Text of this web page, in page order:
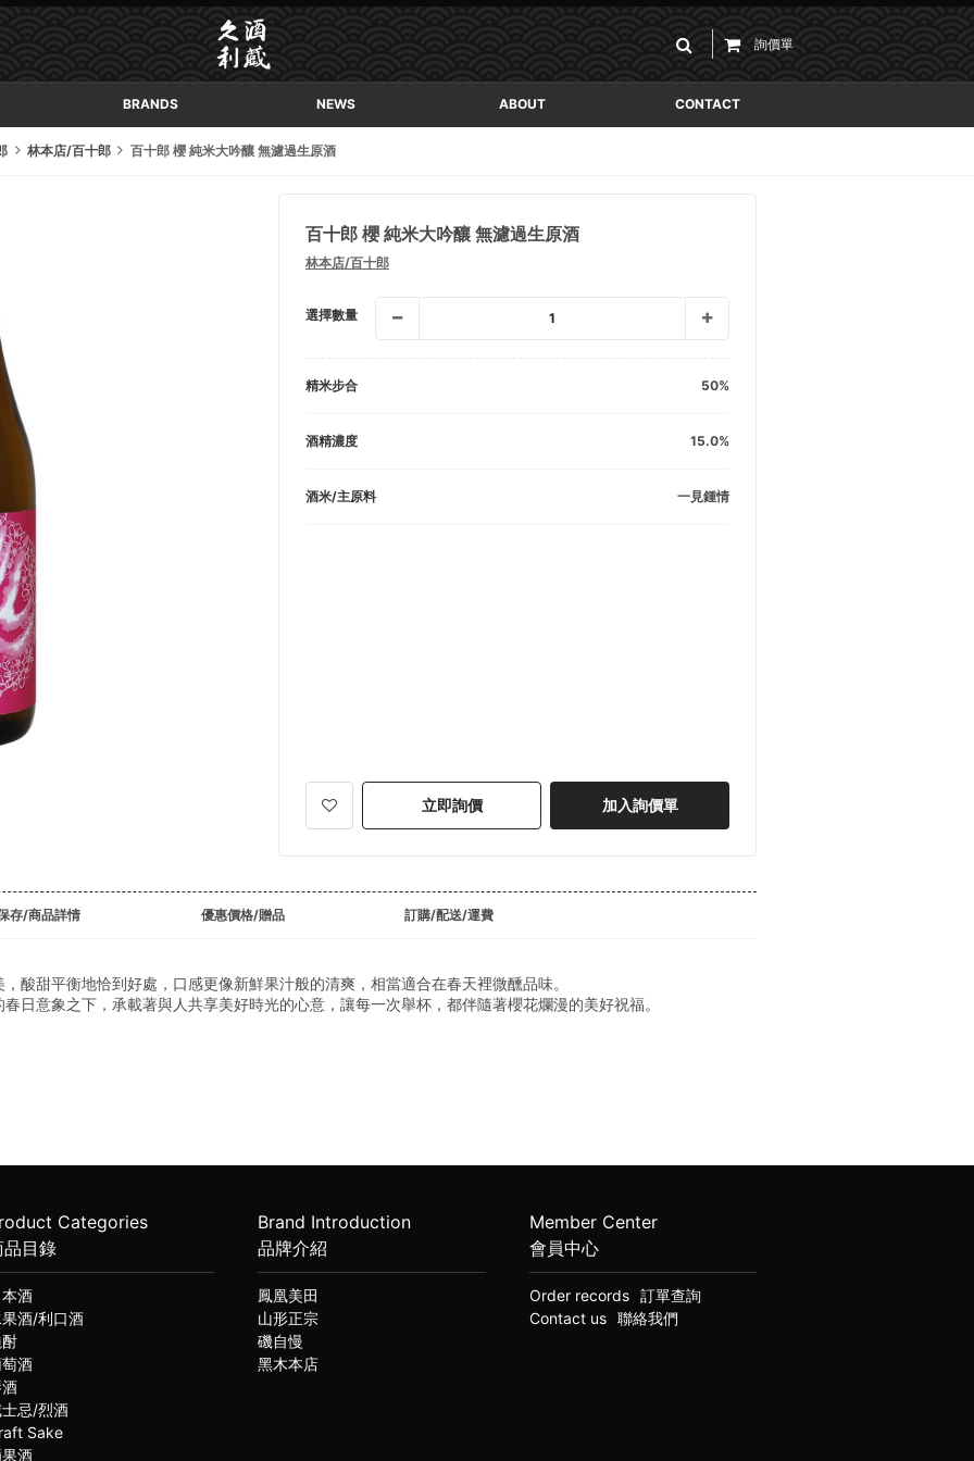
詢價單
BRANDS NEWS ABOUT CONTACT
林本店/百十郎 百十郎 櫻 純米大吟釀 無濾過生原酒
百十郎 櫻 純米大吟釀 無濾過生原酒
林本店/百十郎
選擇數量 1
精米步合 50
酒精濃度 15.0
酒米/主原料 一見鍾情
立即詢價 加入詢價單
存/商品詳情 優惠價格/贈品 訂購/配送/運費
酸甜平衡地恰到好處，口感更像新鮮果汁般的清爽，相當適合在春天裡微醺品味。
日意象之下，承載著與人共享美好時光的心意，讓每一次舉杯，都伴隨著櫻花爛漫的美好祝福。
Categories
品目錄
酒
酒/利口酒
酒
忌/烈酒
Sake
酒
Brand Introduction
品牌介紹
鳳凰美田
山形正宗
磯自慢
黑木本店
Member Center
會員中心
Order records
訂單查詢
Contact us
聯絡我們